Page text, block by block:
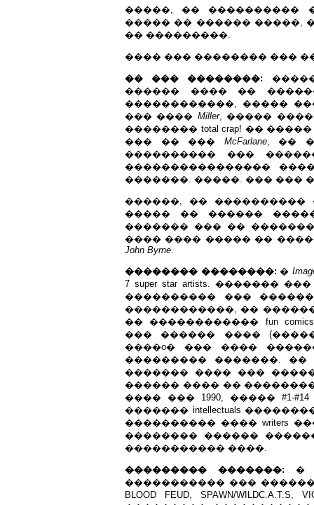
�����, �� ����������
����� �� ������ �����,
�� ���������.
���� ��� �������� ���
�� ��� ��������:
������ ���� ��
������������, �����
��� ���� Miller, �����
�������� total crap! ��
��� �� ��� McFarlane, ��
���������� ���
����������������
�������. �����. ��� ���
������, ��
����� �� ������
������� ��� ��
���� ���� ����� ��
John Byrne.
�������� ��������: �
7 super star artists.
���������� ���
������������, ��
�� ������������ fun
��� ������ ����
����o� ��� ����
��������� �������. ��
������� ���� ���
������ ���� ��
���� ��� 1990, ����� #1-
������� intellectuals
���������� ���� writers
�������� ������
����������� ����.
��������� �������: �
����������� ��� ������
BLOOD FEUD, SPAWN/